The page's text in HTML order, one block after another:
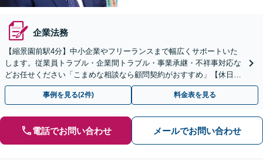
企業法務
【縮景園前駅4分】中小企業やフリーランスまで幅広くサポートいた
します。従業員トラブル・企業間トラブル・事業承継・不祥事対応な
どお任せください「こまめな相談なら顧問契約がおすすめ」【休日・
夜間相談可】
事例を見る(2件) 料金表を見る
電話でお問い合わせ メールでお問い合わせ